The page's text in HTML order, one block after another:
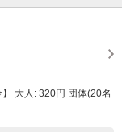
大人: 320円 団体(20名